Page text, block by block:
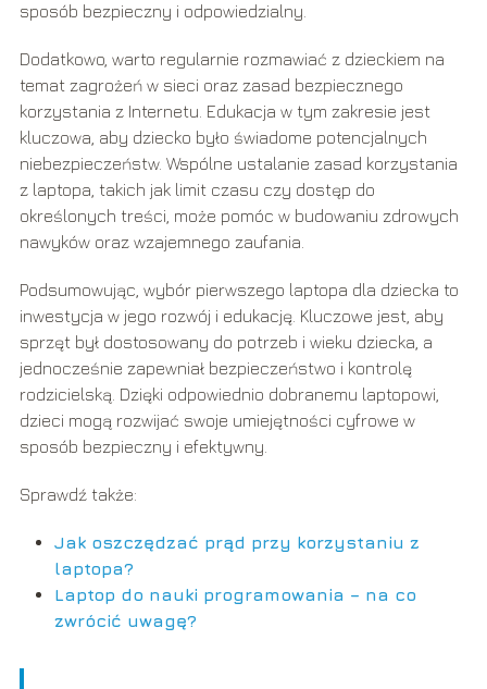
sposób bezpieczny i odpowiedzialny.
Dodatkowo, warto regularnie rozmawiać z dzieckiem na
temat zagrożeń w sieci oraz zasad bezpiecznego
korzystania z Internetu. Edukacja w tym zakresie jest
kluczowa, aby dziecko było świadome potencjalnych
niebezpieczeństw. Wspólne ustalanie zasad korzystania
z laptopa, takich jak limit czasu czy dostęp do
określonych treści, może pomóc w budowaniu zdrowych
nawyków oraz wzajemnego zaufania.
Podsumowując, wybór pierwszego laptopa dla dziecka to
inwestycja w jego rozwój i edukację. Kluczowe jest, aby
sprzęt był dostosowany do potrzeb i wieku dziecka, a
jednocześnie zapewniał bezpieczeństwo i kontrolę
rodzicielską. Dzięki odpowiednio dobranemu laptopowi,
dzieci mogą rozwijać swoje umiejętności cyfrowe w
sposób bezpieczny i efektywny.
Sprawdź także:
Jak oszczędzać prąd przy korzystaniu z
laptopa?
Laptop do nauki programowania – na co
zwrócić uwagę?